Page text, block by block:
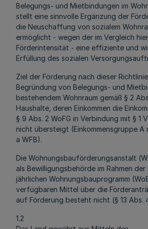
Belegungs- und Mietbindungen im
stellt eine sinnvolle Ergänzung der
die Neuschaffung von sozialem
ermöglicht - wegen der im Vergleich
Förderintensität - eine effiziente und
Erfüllung des sozialen
Ziel der Förderung nach dieser
Begründung von Belegungs- und
bestehendem Wohnraum gemäß § 2
Haushalte, deren Einkommen die
§ 9 Abs. 2 WoFG in Verbindung mit § 1
nicht übersteigt (Einkommensgruppe A
a WFB).
Die Wohnungsbauförderungsanstalt
als Bewilligungsbehörde im Rahmen der
jährlichen Wohnungsbauprogramm
verfügbaren Mittel über die
auf Förderung besteht nicht (§ 13 Abs.
1.2